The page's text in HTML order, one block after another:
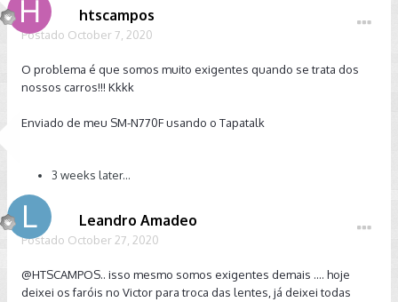
htscampos
Postado October 7, 2020
O problema é que somos muito exigentes quando se trata dos
nossos carros!!! Kkkk
Enviado de meu SM-N770F usando o Tapatalk
3 weeks later...
Leandro Amadeo
Postado October 27, 2020
@HTSCAMPOS.. isso mesmo somos exigentes demais .... hoje
deixei os faróis no Victor para troca das lentes, já deixei todas